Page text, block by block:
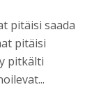
pitäisi saada
pitäisi
pitkälti